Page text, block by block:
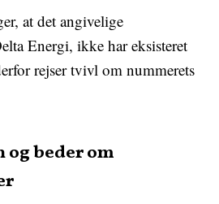
at det angivelige
Energi, ikke har eksisteret
rejser tvivl om nummerets
beder om